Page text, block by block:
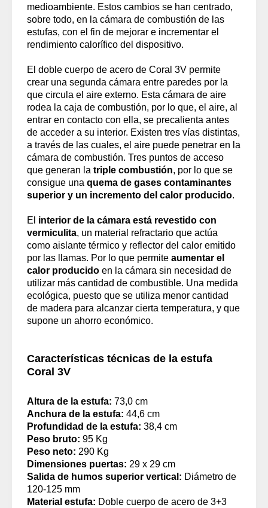
medioambiente. Estos cambios se han centrado,
sobre todo, en la cámara de combustión de las
estufas, con el fin de mejorar e incrementar el
rendimiento calorífico del dispositivo.
El doble cuerpo de acero de Coral 3V permite
crear una segunda cámara entre paredes por la
que circula el aire externo. Esta cámara de aire
rodea la caja de combustión, por lo que, el aire, al
entrar en contacto con ella, se precalienta antes
de acceder a su interior. Existen tres vías distintas,
a través de las cuales, el aire puede penetrar en la
cámara de combustión. Tres puntos de acceso
que generan la triple combustión, por lo que se
consigue una quema de gases contaminantes
superior y un incremento del calor producido.
El interior de la cámara está revestido con
vermiculita, un material refractario que actúa
como aislante térmico y reflector del calor emitido
por las llamas. Por lo que permite aumentar el
calor producido en la cámara sin necesidad de
utilizar más cantidad de combustible. Una medida
ecológica, puesto que se utiliza menor cantidad
de madera para alcanzar cierta temperatura, y que
supone un ahorro económico.
Características técnicas de la estufa
Coral 3V
Altura de la estufa: 73,0 cm
Anchura de la estufa: 44,6 cm
Profundidad de la estufa: 38,4 cm
Peso bruto: 95 Kg
Peso neto: 290 Kg
Dimensiones puertas: 29 x 29 cm
Salida de humos superior vertical: Diámetro de
120-125 mm
Material estufa: Doble cuerpo de acero de 3+3